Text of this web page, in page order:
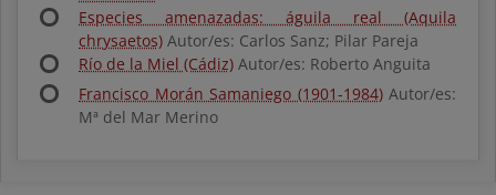
Especies amenazadas: águila real (Aquila
chrysaetos) Autor/es: Carlos Sanz; Pilar Pareja
Río de la Miel (Cádiz) Autor/es: Roberto Anguita
Francisco Morán Samaniego (1901-1984)Autor/es:
Mª del Mar Merino